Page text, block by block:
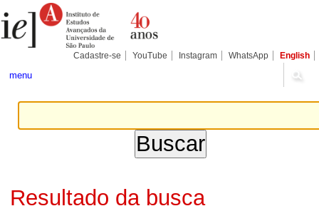
para
conteúdo.
Pessoais
Cadastre-se YouTube Instagram WhatsApp English
menu
Resultado da busca